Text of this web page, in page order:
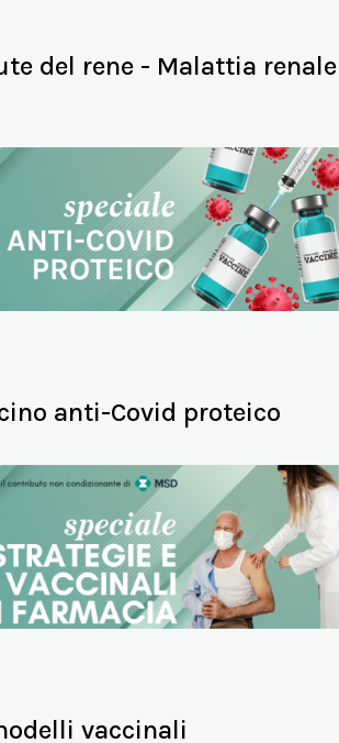
del rene - Malattia renale
anti-Covid proteico
vaccinali